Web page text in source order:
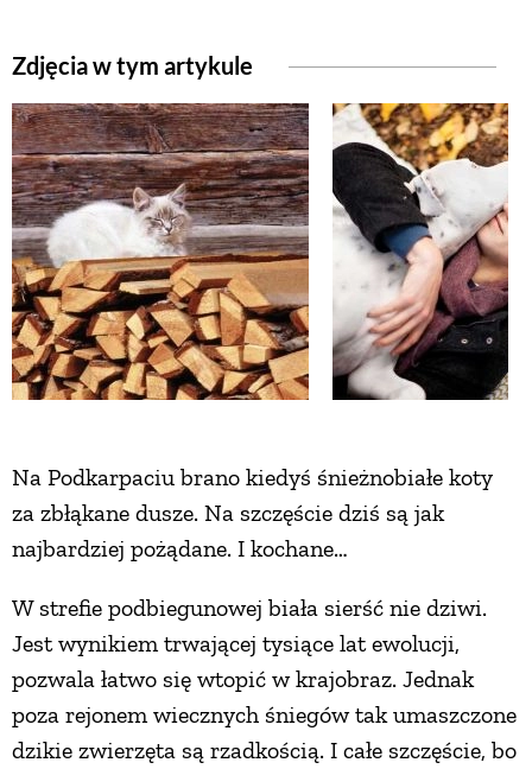
Zdjęcia w tym artykule
Na Podkarpaciu brano kiedyś śnieżnobiałe koty
za zbłąkane dusze. Na szczęście dziś są jak
najbardziej pożądane. I kochane…
W strefie podbiegunowej biała sierść nie dziwi.
Jest wynikiem trwającej tysiące lat ewolucji,
pozwala łatwo się wtopić w krajobraz. Jednak
poza rejonem wiecznych śniegów tak umaszczone
dzikie zwierzęta są rzadkością. I całe szczęście, bo
NATURALNIE
URODA
NATURALNA APTECZKA
DLA DOMU
EKO ŻYCIE
ZWIERZĘTA DOMOWE
GRZYBY
KRAJOBRAZ